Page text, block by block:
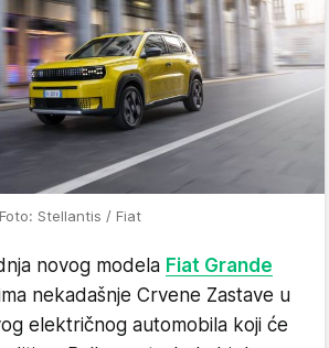
Foto: Stellantis / Fiat
novog modela Fiat Grande
nekadašnje Crvene Zastave u
električnog automobila koji će